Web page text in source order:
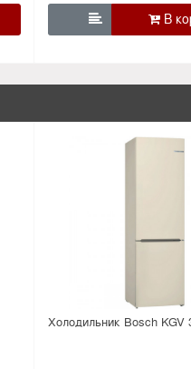

Холодильник Bosсh KGV